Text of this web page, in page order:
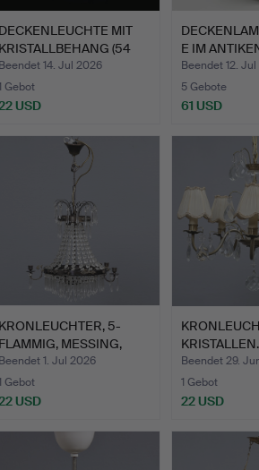
DECKENLEUCHTE MIT
KRISTALLBEHANG (54
cm) 2…
Beendet 14. Jul 2026
Gebot
USD
E IM
METAL…
Beendet 12.
5 Gebote
61 USD
KRONLEUCHTER, 5-
FLAMMIG, MESSING,
GUSTAVIA…
Beendet 1. Jul 2026
Gebot
USD
KRISTALLEN.
Beendet 29.
1 Gebot
22 USD